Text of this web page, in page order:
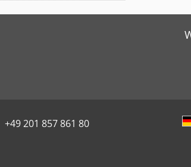
+49 201 857 861 80